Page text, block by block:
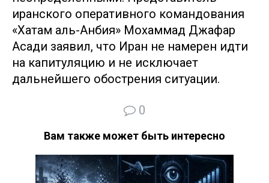
иранского оперативного командования
«Хатам аль-Анбия» Мохаммад Джафар
Асади заявил, что Иран не намерен идти
на капитуляцию и не исключает
дальнейшего обострения ситуации.
0
Вам также может быть интересно